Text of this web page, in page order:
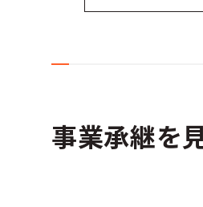
事業承継を